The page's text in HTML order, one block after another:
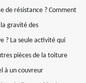
de résistance ? Comment
gravité des
? La seule activité qui
pièces de la toiture
à un couvreur